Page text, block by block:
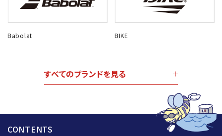
Babolat BIKE
すべてのブランドを見る
CONTENTS